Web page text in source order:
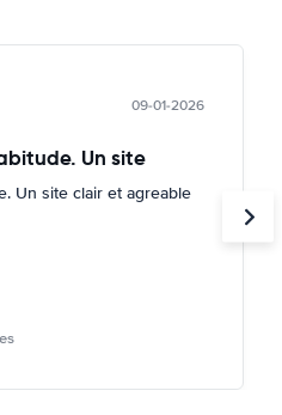
09-01-2026
Un site
Un site clair et agreable